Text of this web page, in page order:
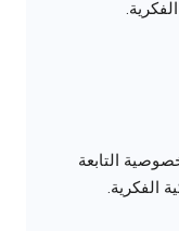
التابعة
الفكرية.